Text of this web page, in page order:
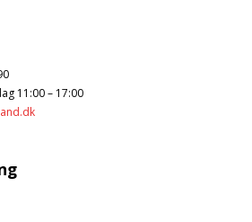
11:00 – 17:00